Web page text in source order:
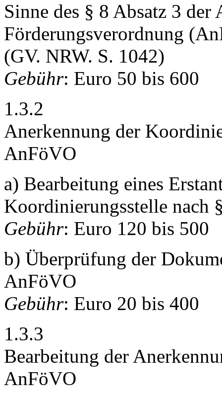
Sinne des § 8 Absatz 3 der
Förderungsverordnung
(GV. NRW. S. 1042)
Gebühr: Euro 50 bis 600
1.3.2
Anerkennung der
AnFöVO
a) Bearbeitung eines
Koordinierungsstelle nach
Gebühr: Euro 120 bis 500
b) Überprüfung der
AnFöVO
Gebühr: Euro 20 bis 400
1.3.3
Bearbeitung der
AnFöVO